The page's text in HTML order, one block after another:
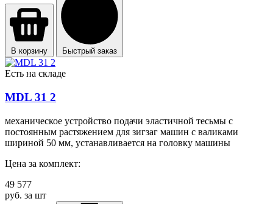
В корзину Быстрый заказ
Есть на складе
MDL 31 2
механическое устройство подачи эластичной тесьмы с
постоянным растяжением для зигзаг машин с валиками
шириной 50 мм, устанавливается на головку машины
Цена за комплект:
49 577
руб. за шт